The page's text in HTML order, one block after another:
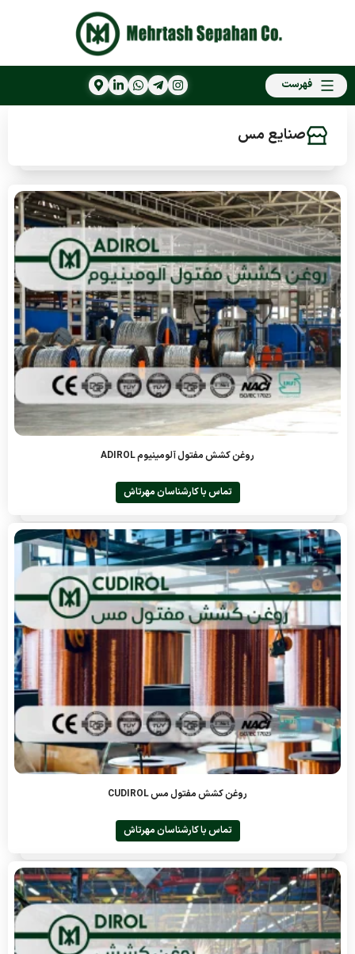
فهرست
صنایع مس
روغن کشش مفتول آلومینیوم ADIROL
تماس با کارشناسان مهرتاش
روغن کشش مفتول مس CUDIROL
تماس با کارشناسان مهرتاش